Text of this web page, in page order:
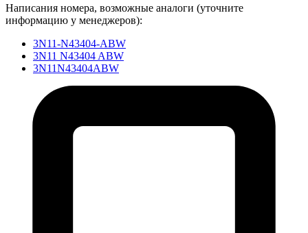
Написания номера, возможные аналоги (уточните
информацию у менеджеров):
3N11-N43404-ABW
3N11 N43404 ABW
3N11N43404ABW